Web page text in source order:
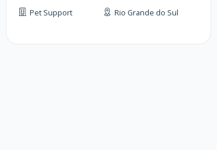
Pet Support Rio Grande do Sul